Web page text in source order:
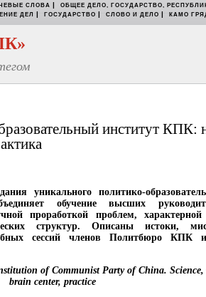
СЛОВА | ОБЩЕЕ ДЕЛО, ГОСУДАРСТВО,
ДЕЛ | ГОСУДАРСТВО | СЛОВО И ДЕЛО | КАМО
институт КПК:
уникального политико-
обучение высших
проработкой проблем,
структур. Описаны истоки,
сессий членов Политбюро КПК
of Communist Party of China. Science,
brain center, practice